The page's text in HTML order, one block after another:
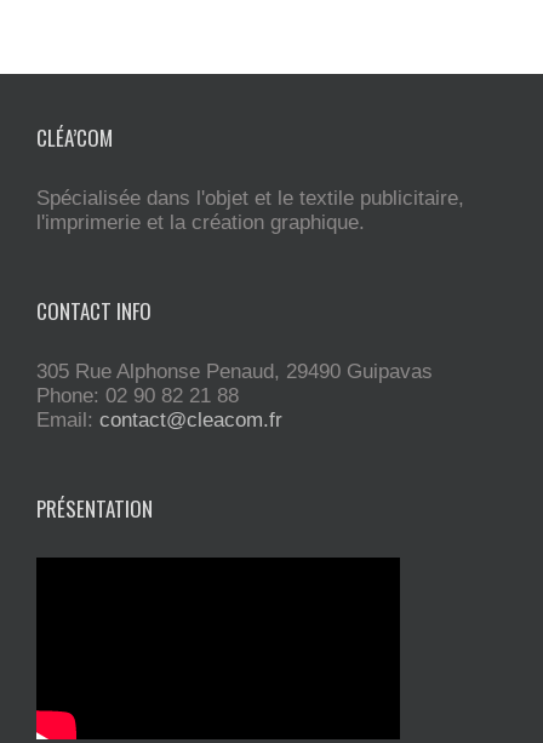
CLÉA’COM
Spécialisée dans l'objet et le textile publicitaire,
l'imprimerie et la création graphique.
CONTACT INFO
305 Rue Alphonse Penaud, 29490 Guipavas
Phone: 02 90 82 21 88
Email: contact@cleacom.fr
PRÉSENTATION